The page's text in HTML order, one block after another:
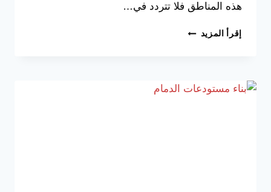
هذه المناطق فلا تتردد في…
إقرأ المزيد
تركيب
0533038309